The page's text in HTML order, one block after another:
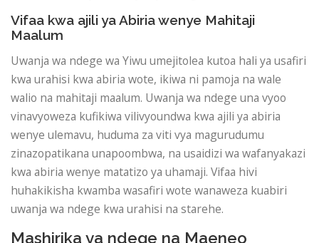
Vifaa kwa ajili ya Abiria wenye Mahitaji
Maalum
Uwanja wa ndege wa Yiwu umejitolea kutoa hali ya usafiri
kwa urahisi kwa abiria wote, ikiwa ni pamoja na wale
walio na mahitaji maalum. Uwanja wa ndege una vyoo
vinavyoweza kufikiwa vilivyoundwa kwa ajili ya abiria
wenye ulemavu, huduma za viti vya magurudumu
zinazopatikana unapoombwa, na usaidizi wa wafanyakazi
kwa abiria wenye matatizo ya uhamaji. Vifaa hivi
huhakikisha kwamba wasafiri wote wanaweza kuabiri
uwanja wa ndege kwa urahisi na starehe.
Mashirika ya ndege na Maeneo